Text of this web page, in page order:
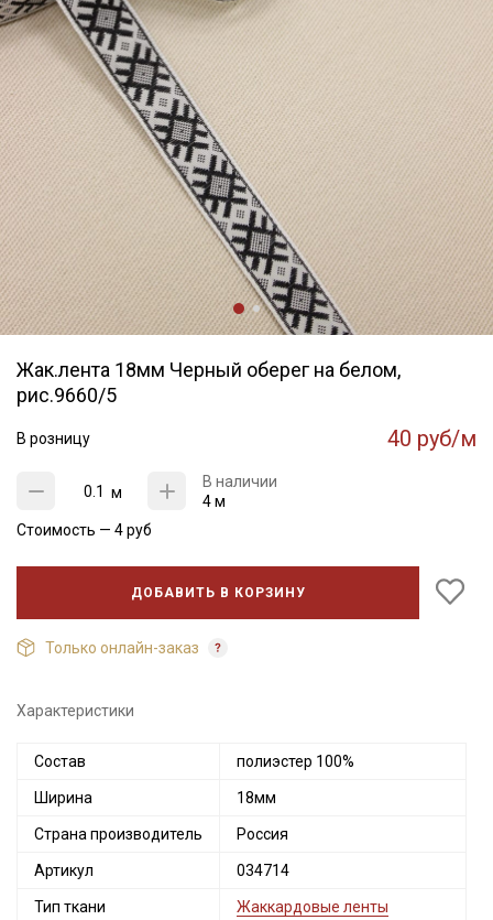
Жак.лента 18мм Черный оберег на белом,
рис.9660/5
В розницу 40 руб/м
м
В наличии
4 м
Стоимость — 4руб
ДОБАВИТЬ В КОРЗИНУ
Только онлайн-заказ
Характеристики
Состав полиэстер 100%
Ширина 18мм
Страна производитель Россия
Артикул 034714
Тип ткани Жаккардовые ленты